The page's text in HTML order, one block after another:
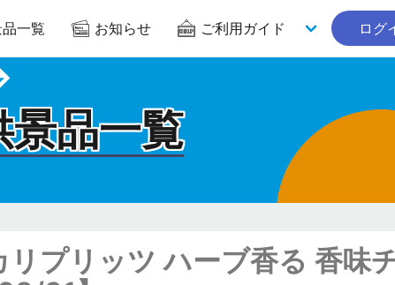
一覧 お知らせ ご利用ガイド ログ
品一覧
プリッツ ハーブ香る 香味